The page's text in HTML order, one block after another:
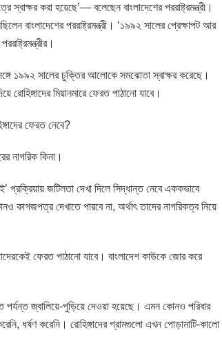
করা হয়েছে’— বলেছেন বাংলাদেশের পররাষ্ট্রমন্ত্রী।
বাংলাদেশের পররাষ্ট্রমন্ত্রী। ‘১৯৯২ সালের প্রেক্ষাপট আর
১৯৯২ সালের চুক্তির আলোকে সমঝোতা স্বাক্ষর করেছে।
মিয়ানমারে ফেরত পাঠানো যাবে।
ফেরত নেবে?
নাগরিক কিনা।
প্রক্রিয়ায় জটিলতা দেখা দিলে সিদ্ধান্ত নেবে এককভাবে
কাগজপত্র দেখাতে পারবে না, অর্থাৎ তাদের নাগরিকত্ব নিয়ে
ফেরত পাঠানো যাবে। বাংলাদেশ কাউকে জোর করে
পর্যন্ত জ্বালিয়ে-পুড়িয়ে দেওয়া হয়েছে। এমন কোনও পরিবার
ধর্ষণ করেনি। রোহিঙ্গাদের গ্রামগুলো এখন পোড়ামাটি-কালো